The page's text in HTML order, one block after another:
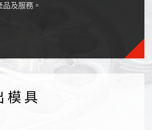
及服務。
模具